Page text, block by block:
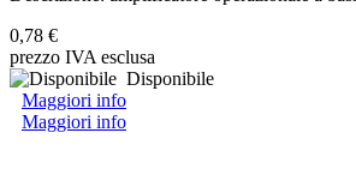
0,78 €
prezzo IVA esclusa
Disponibile
Maggiori info
Maggiori info